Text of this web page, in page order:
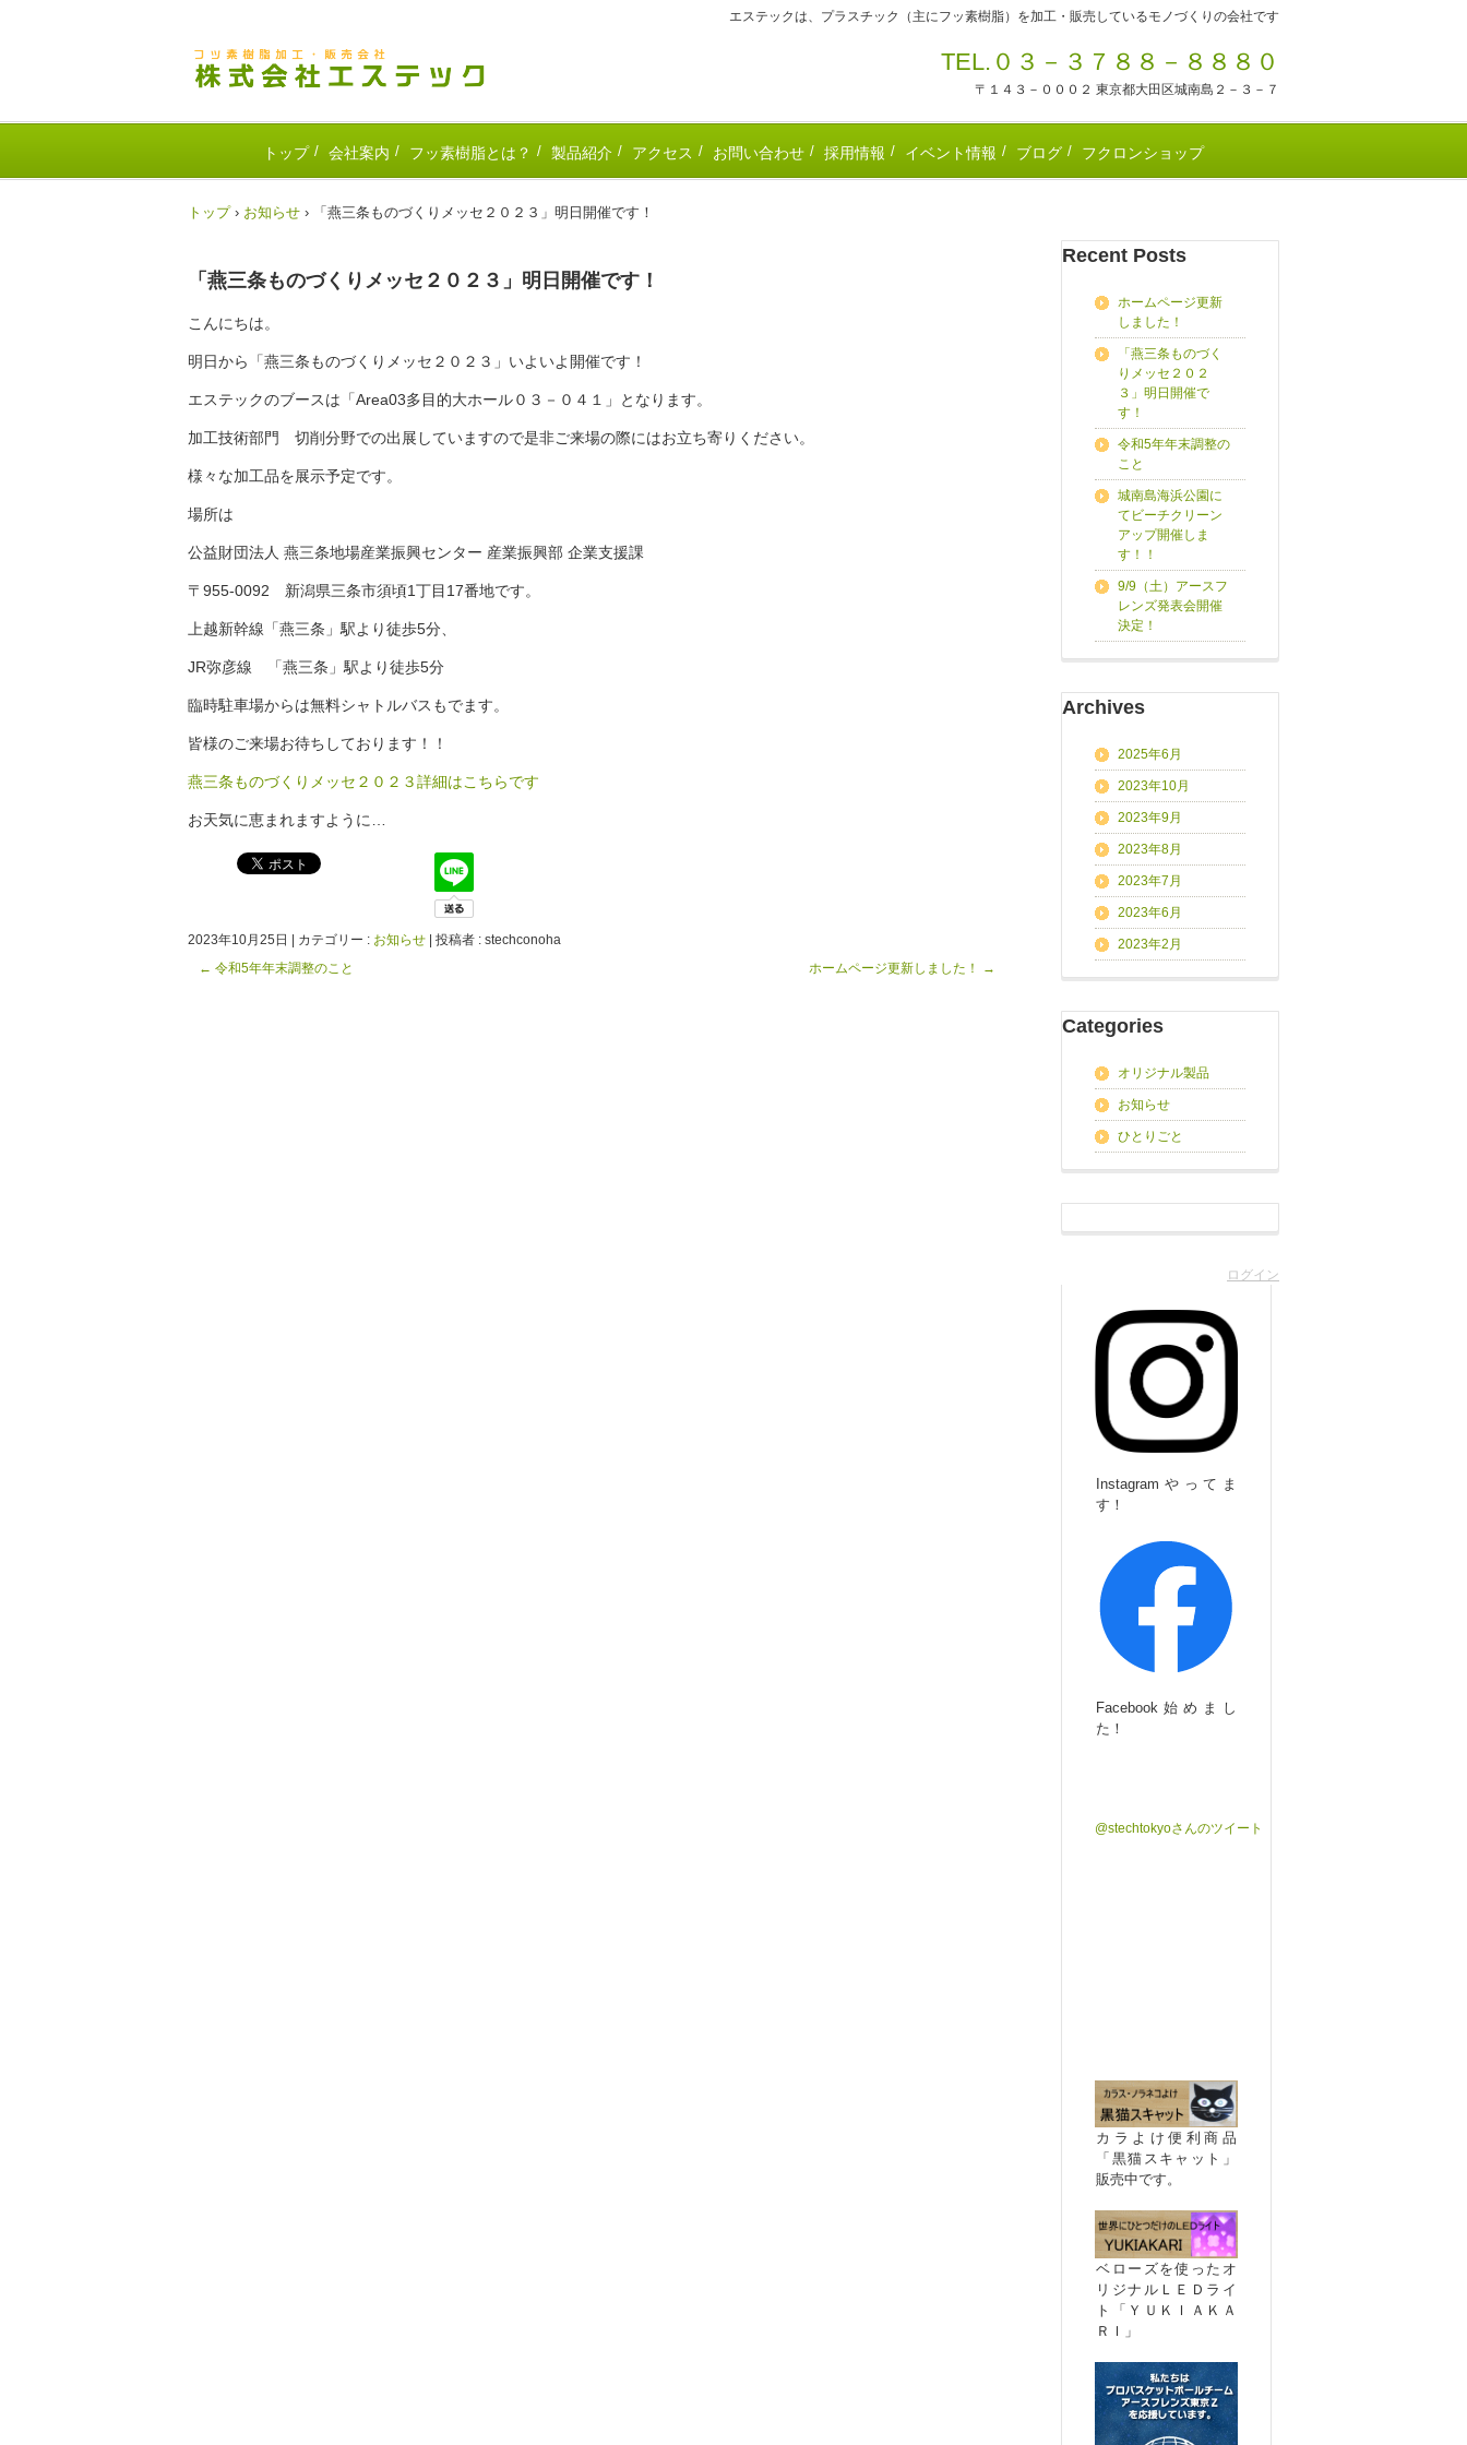
エステックは、プラスチック（主にフッ素樹脂）を加工・販売しているモノづくりの会社です
TEL.０３－３７８８－８８８０
〒１４３－０００２ 東京都大田区城南島２－３－７
トップ 会社案内 フッ素樹脂とは？ 製品紹介 アクセス お問い合わせ 採用情報 イベント情報 ブログ フクロンショップ
トップ › お知らせ › 「燕三条ものづくりメッセ２０２３」明日開催です！
「燕三条ものづくりメッセ２０２３」明日開催です！
こんにちは。
明日から「燕三条ものづくりメッセ２０２３」いよいよ開催です！
エステックのブースは「Area03多目的大ホール０３－０４１」となります。
加工技術部門 切削分野での出展していますので是非ご来場の際にはお立ち寄りください。
様々な加工品を展示予定です。
場所は
公益財団法人 燕三条地場産業振興センター 産業振興部 企業支援課
〒955-0092 新潟県三条市須頃1丁目17番地です。
上越新幹線「燕三条」駅より徒歩5分、
JR弥彦線 「燕三条」駅より徒歩5分
臨時駐車場からは無料シャトルバスもでます。
皆様のご来場お待ちしております！！
燕三条ものづくりメッセ２０２３詳細はこちらです
お天気に恵まれますように…
2023年10月25日 カテゴリー : お知らせ
投稿者 : stechconoha
← 令和5年年末調整のこと ホームページ更新しました！ →
Recent Posts
ホームページ更新
しました！
「燕三条ものづく
りメッセ２０２
３」明日開催で
す！
令和5年年末調整の
こと
城南島海浜公園に
てビーチクリーン
アップ開催しま
す！！
9/9（土）アースフ
レンズ発表会開催
決定！
Archives
2025年6月
2023年10月
2023年9月
2023年8月
2023年7月
2023年6月
2023年2月
Categories
オリジナル製品
お知らせ
ひとりごと
ログイン
Instagramやってま
す！
Facebook始めまし
た！
@stechtokyoさんのツイート
カラよけ便利商品
「黒猫スキャット」
販売中です。
ベローズを使ったオ
リジナルＬＥＤライ
ト「ＹＵＫＩＡＫＡ
ＲＩ」